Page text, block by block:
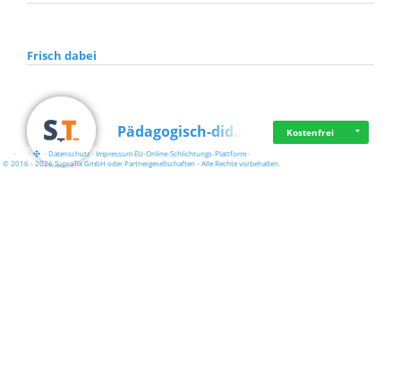
Frisch dabei
Pädagogisch-did… Kostenfrei
· · ·Datenschutz·Impressum EU-Online-Schlichtungs-Plattform·
© 2016 - 2026 SupraTix GmbH oder Partnergesellschaften - Alle Rechte vorbehalten.